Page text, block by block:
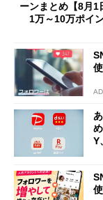
ーンまとめ【8月1
1万～10万ポイ
Y